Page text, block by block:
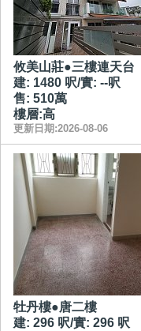
攸美山莊●三樓連天台
建: 1480 呎/實: --呎
售: 510萬
樓層:高
更新日期:2026-08-06
牡丹樓●唐二樓
建: 296 呎/實: 296 呎